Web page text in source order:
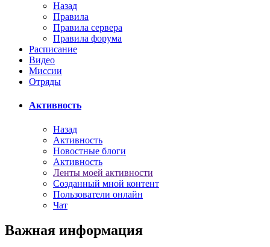
Назад
Правила
Правила сервера
Правила форума
Расписание
Видео
Миссии
Отряды
Активность
Назад
Активность
Новостные блоги
Активность
Ленты моей активности
Созданный мной контент
Пользователи онлайн
Чат
Важная информация